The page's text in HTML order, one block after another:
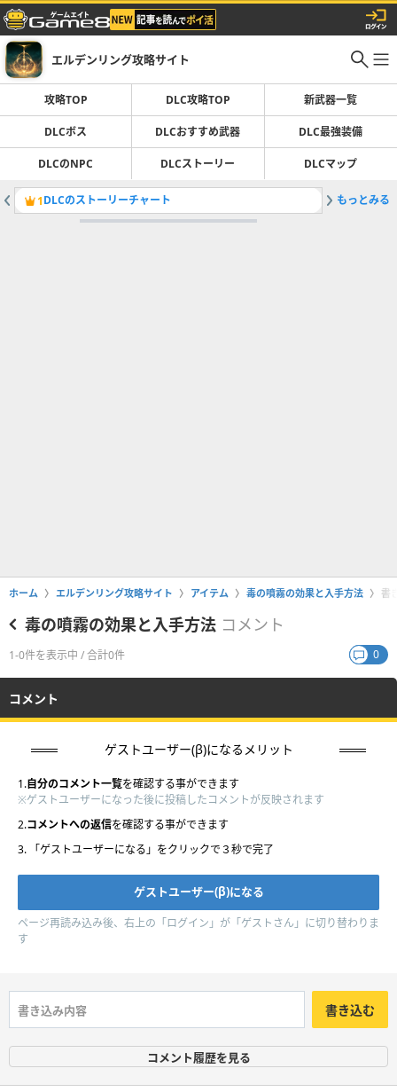
エルデンリング攻略サイト
攻略TOP DLC攻略TOP 新武器一覧
DLCボス DLCおすすめ武器 DLC最強装備
DLCのNPC DLCストーリー DLCマップ
1DLCのストーリーチャート 2
もっとみる
ホーム エルデンリング攻略サイト アイテム 毒の噴霧の効果と入手方法 書
毒の噴霧の効果と入手方法 コメント
1-0件を表示中 / 合計0件 0
コメント
ゲストユーザー(β)になるメリット
1.自分のコメント一覧を確認する事ができます
※ゲストユーザーになった後に投稿したコメントが反映されます
2.コメントへの返信を確認する事ができます
3. 「ゲストユーザーになる」をクリックで３秒で完了
ページ再読み込み後、右上の「ログイン」が「ゲストさん」に切り替わりま
す
書き込む
コメント履歴を見る